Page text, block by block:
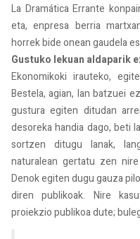
La Dramática Errante
eta, enpresa berria
horrek bide onean gaudela
Gustuko lekuan aldaparik
Ekonomikoki irauteko,
Bestela, agian, lan batzuei
gustura egiten ditudan
desoreka handia dago, beti
sortzen ditugu lanak,
naturalean gertatu zen
Denok egiten dugu gauza
diren publikoak. Nire
proiekzio publikoa dute;